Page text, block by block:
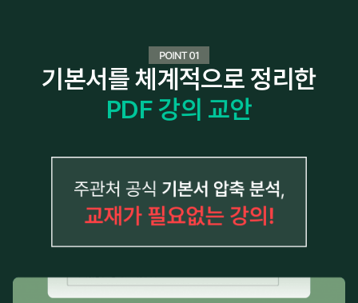
기본서를 체계적으로 정리한
PDF 강의 교안